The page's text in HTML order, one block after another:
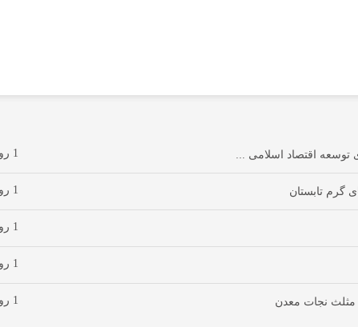
اقتصاد اسلامی ... 1 روز پیش
گرم تابستان 1 روز پیش
1 روز پیش
1 روز پیش
مثلث نجات معدن 1 روز پیش